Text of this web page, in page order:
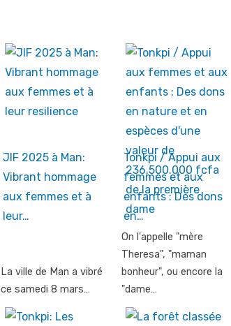
JIF 2025 à Man:
Vibrant hommage
aux femmes et à
leur…
La ville de Man a vibré
ce samedi 8 mars…
Tonkpi / Appui aux
femmes et aux
enfants : Des dons
en…
On l'appelle "mère
Theresa", "maman
bonheur", ou encore la
"dame…